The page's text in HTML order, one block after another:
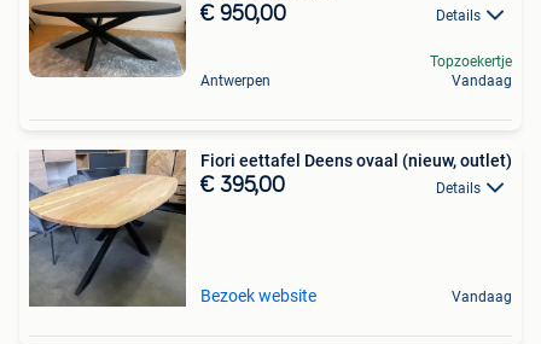
€ 950,00 Details
Antwerpen
Topzoekertje
Vandaag
Fiori eettafel Deens ovaal (nieuw, outlet)
€ 395,00 Details
Bezoek website Vandaag